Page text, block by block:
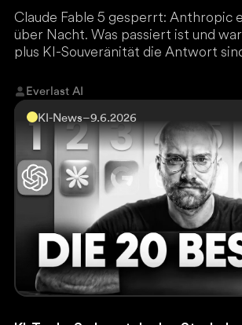
Claude Fable 5 gesperrt: Anthropic
über Nacht. Was passiert ist und
plus KI-Souveränität die Antwort
Everlast AI
KI-News–9.6.2026